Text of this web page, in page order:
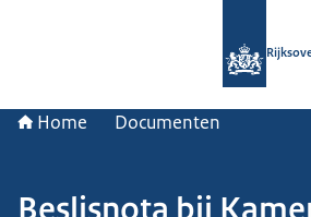
Home Documenten